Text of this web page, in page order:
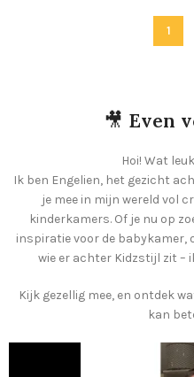
1
🎥 Even
Hoi! Wat
Ik ben Engelien, het gezicht
je mee in mijn wereld vol
kinderkamers. Of je nu op
inspiratie voor de babykamer,
wie er achter Kidzstijl zit –
Kijk gezellig mee, en ontdek
kan